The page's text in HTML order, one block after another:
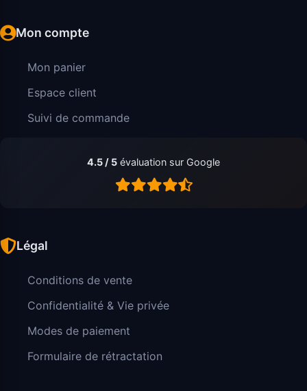
Mon compte
Mon panier
Espace client
Suivi de commande
4.5 / 5 évaluation sur Google
Légal
Conditions de vente
Confidentialité & Vie privée
Modes de paiement
Formulaire de rétractation